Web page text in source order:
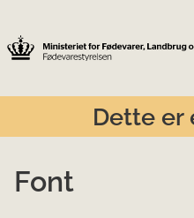
Dette er
Font